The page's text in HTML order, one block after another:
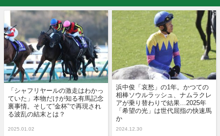
「シャフリヤールの激走はわかっ
ていた」本物だけが知る有馬記念
裏事情。そして“金杯”で再現され
る波乱の結末とは？
2025.01.02
浜中俊「哀愁」の1年。かつての
相棒ソウルラッシュ、ナムラクレ
アが乗り替わりで結果…2025年
「希望の光」は世代屈指の快速馬
か
2024.12.30